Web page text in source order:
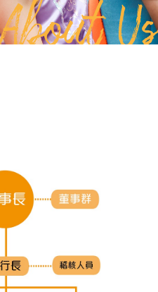
About Us